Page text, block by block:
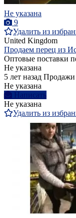
Не указана
9
Удалить из
United Kingdom
Продаем перец из
Оптовые поставки
Не указана
5 лет назад Продажи
Не указана
Написать
Не указана
Удалить из